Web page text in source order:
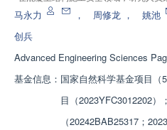
CWTC方法，监测混凝土早期凝结过程
马永力 ， 周修龙 ， 姚池
创兵
Advanced Engineering Sciences
基金信息： 国家自然科学基金项目（
目（2023YFC3012202）
（20242BAB25317；